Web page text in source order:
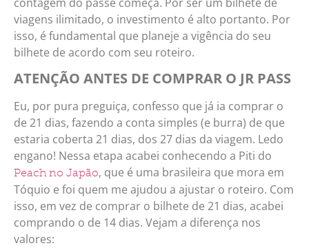
viagens ilimitado, o investimento é alto portanto. Por
isso, é fundamental que planeje a vigência do seu
bilhete de acordo com seu roteiro.
ATENÇÃO ANTES DE COMPRAR O JR PASS
Eu, por pura preguiça, confesso que já ia comprar o
de 21 dias, fazendo a conta simples (e burra) de que
estaria coberta 21 dias, dos 27 dias da viagem. Ledo
engano! Nessa etapa acabei conhecendo a Piti do
Peach no Japão, que é uma brasileira que mora em
Tóquio e foi quem me ajudou a ajustar o roteiro. Com
isso, em vez de comprar o bilhete de 21 dias, acabei
comprando o de 14 dias. Vejam a diferença nos
valores: